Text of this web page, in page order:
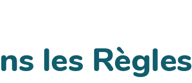
les Règles